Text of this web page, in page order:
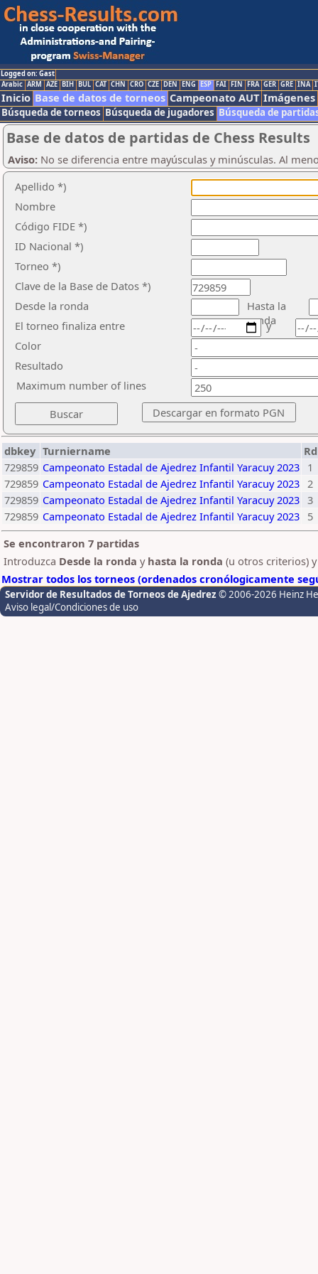
Logged on: Gast
Arabic ARM AZE BIH BUL CAT CHN CRO CZE DEN ENG ESP FAI FIN FRA GER GRE INA
Inicio Base de datos de torneos Campeonato AUT Imágenes
Búsqueda de torneos Búsqueda de jugadores Búsqueda de
Base de datos de partidas de Chess Results
Aviso: No se diferencia entre mayúsculas y minúsculas. Al
Apellido *)
Nombre
Código FIDE *)
ID Nacional *)
Torneo *)
Clave de la Base de Datos *)
Desde la ronda
Hasta la
ronda
El torneo finaliza entre
Color
Resultado
y
Maximum number of lines
dbkey Turniername
Rd
729859 Campeonato Estadal de Ajedrez Infantil Yaracuy 2023 1
729859 Campeonato Estadal de Ajedrez Infantil Yaracuy 2023 2
729859 Campeonato Estadal de Ajedrez Infantil Yaracuy 2023 3
729859 Campeonato Estadal de Ajedrez Infantil Yaracuy 2023 5
Se encontraron 7 partidas
Introduzca Desde la ronda y hasta la ronda (u otros criterios)
Mostrar todos los torneos (ordenados cronólogicamente
Servidor de Resultados de Torneos de Ajedrez © 2006-2026 Heinz
Aviso legal/Condiciones de uso